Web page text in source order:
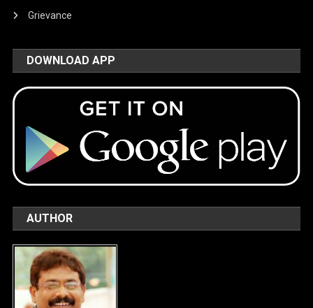
Grievance
DOWNLOAD APP
AUTHOR